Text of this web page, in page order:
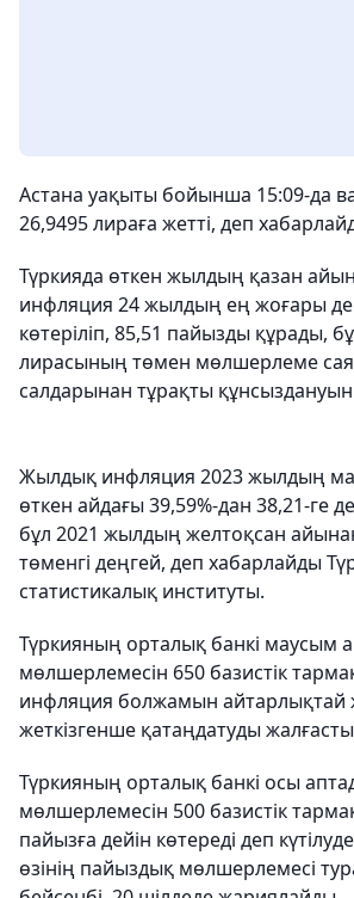
Астана уақыты бойынша 15:09-да
26,9495 лираға жетті, деп
Түркияда өткен жылдың қазан
инфляция 24 жылдың ең жоғары
көтеріліп, 85,51 пайызды құрады,
лирасының төмен мөлшерлеме
салдарынан тұрақты
Жылдық инфляция 2023 жылдың
өткен айдағы 39,59%-дан 38,21-ге
бұл 2021 жылдың желтоқсан
төменгі деңгей, деп хабарлайды
статистикалық институты.
Түркияның орталық банкі маусым
мөлшерлемесін 650 базистік
инфляция болжамын айтарлықтай
жеткізгенше қатаңдатуды
Түркияның орталық банкі осы
мөлшерлемесін 500 базистік
пайызға дейін көтереді деп
өзінің пайыздық мөлшерлемесі